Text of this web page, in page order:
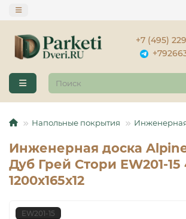
+7 (495)
Напольные покрытия
Инженерная доска
Дуб Грей Стори EW201-15
1200х165х12
EW201-15